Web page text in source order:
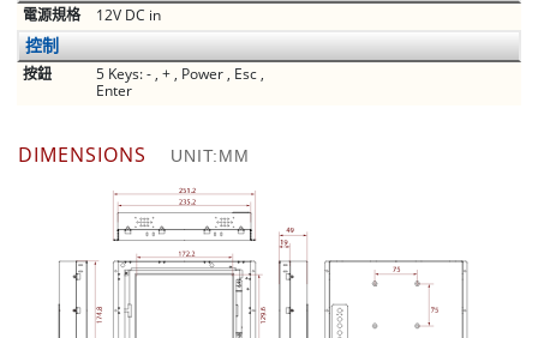
電源規格 12V DC in
控制
按鈕
5 Keys: - , + , Power , Esc ,
Enter
DIMENSIONS UNIT:MM